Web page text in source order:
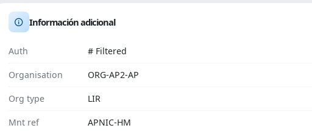
Información adicional
Auth # Filtered
Organisation ORG-AP2-AP
Org type LIR
Mnt ref APNIC-HM